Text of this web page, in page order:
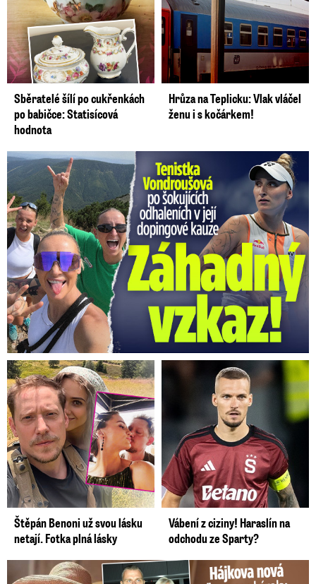
Sběratelé šílí po cukřenkách
po babičce: Statisícová
hodnota
Hrůza na Teplicku: Vlak vláčel
ženu i s kočárkem!
Vondroušová po šokujících odhaleních v kauze: Záhadný vzkaz!
Štěpán Benoni už svou lásku
netají. Fotka plná lásky
Vábení z ciziny! Haraslín na
odchodu ze Sparty?
Tohle tělo nahradilo Belo: Nová partnerka se ukázala...